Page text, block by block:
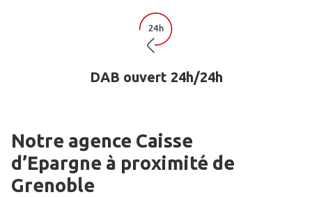
DAB ouvert 24h/24h
Notre agence Caisse
d’Epargne à proximité de
Grenoble